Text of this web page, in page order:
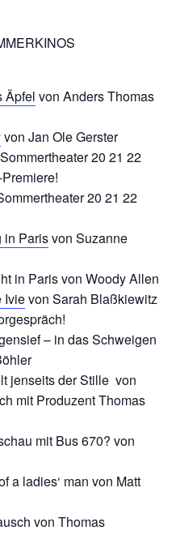
Äpfel von Anders Thomas
von Jan Ole Gerster
20 21 22
20 21 22
in Parisvon Suzanne
in Paris von Woody Allen
Ivievon Sarah Blaßkiewitz
– in das Schweigen
jenseits der Stille von
mit Produzent Thomas
mit Bus 670? von
a ladies‘ man von Matt
von Thomas